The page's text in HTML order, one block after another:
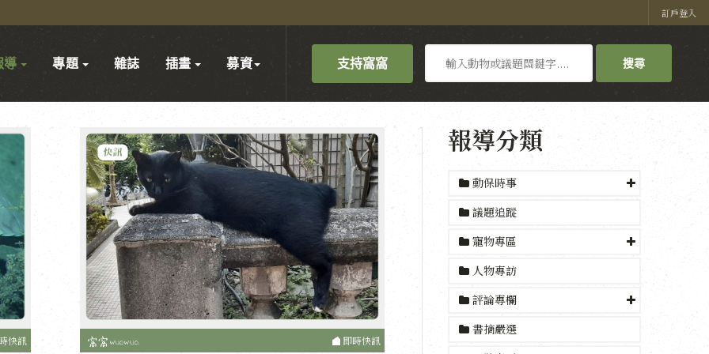
訂戶登入
支持窩窩
尋
搜尋
導 專題 雜誌 插畫 募資
快訊 即時快訊
報導分類
動保時事
議題追蹤
寵物專區
人物專訪
評論專欄
書摘嚴選